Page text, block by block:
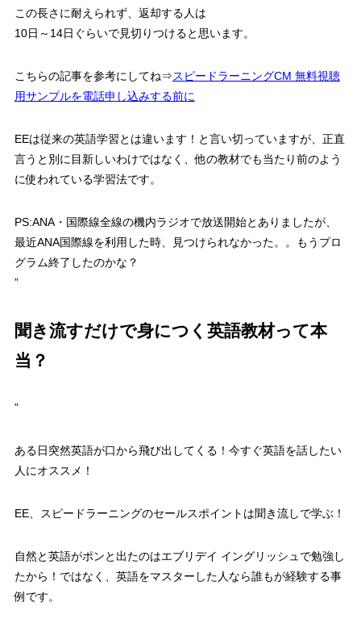
この長さに耐えられず、返却する人は
10日～14日ぐらいで見切りつけると思います。
こちらの記事を参考にしてね⇒スピードラーニングCM 無料視聴
用サンプルを電話申し込みする前に
EEは従来の英語学習とは違います！と言い切っていますが、正直
言うと別に目新しいわけではなく、他の教材でも当たり前のよう
に使われている学習法です。
PS:ANA・国際線全線の機内ラジオで放送開始とありましたが、
最近ANA国際線を利用した時、見つけられなかった。。もうプロ
グラム終了したのかな？
”
聞き流すだけで身につく英語教材って本
当？
”
ある日突然英語が口から飛び出してくる！今すぐ英語を話したい
人にオススメ！
EE、スピードラーニングのセールスポイントは聞き流しで学ぶ！
自然と英語がポンと出たのはエブリデイ イングリッシュで勉強し
たから！ではなく、英語をマスターした人なら誰もが経験する事
例です。